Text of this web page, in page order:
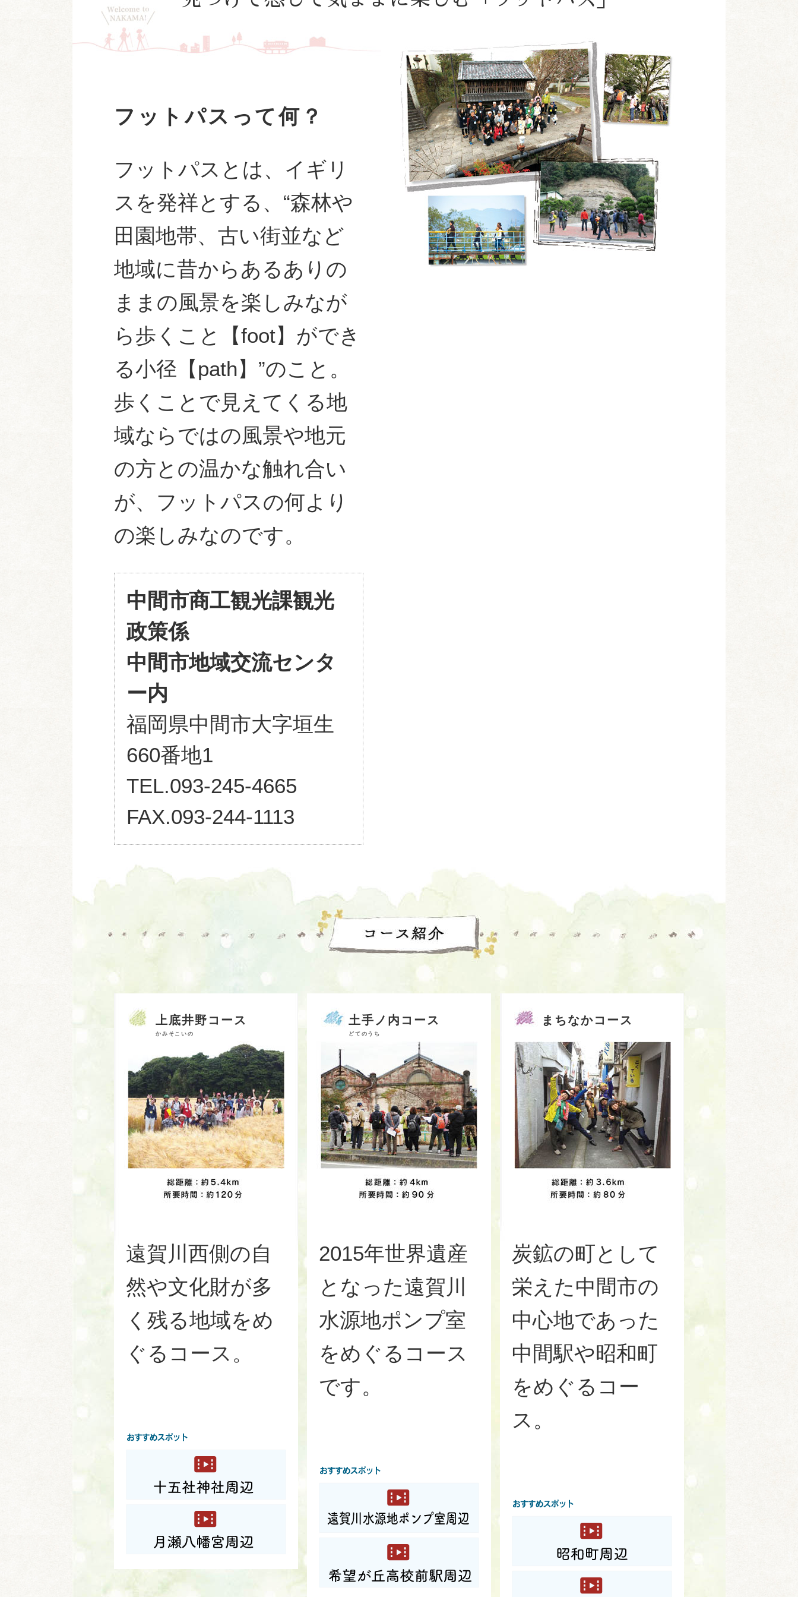
フットパスって何？
フットパスとは、イギリ
スを発祥とする、“森林や
田園地帯、古い街並など
地域に昔からあるありの
ままの風景を楽しみなが
ら歩くこと【foot】ができ
る小径【path】”のこと。
歩くことで見えてくる地
域ならではの風景や地元
の方との温かな触れ合い
が、フットパスの何より
の楽しみなのです。
中間市商工観光課観光
政策係
中間市地域交流センタ
ー内
福岡県中間市大字垣生
660番地1
TEL.093-245-4665
FAX.093-244-1113
上底井野コース
かみそこいの
遠賀川西側の自
然や文化財が多
く残る地域をめ
ぐるコース。
土手ノ内コース
どてのうち
2015年世界遺産
となった遠賀川
水源地ポンプ室
をめぐるコース
です。
まちなかコース
炭鉱の町として
栄えた中間市の
中心地であった
中間駅や昭和町
をめぐるコー
ス。